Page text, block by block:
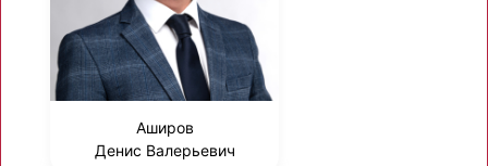
Аширов
Денис Валерьевич